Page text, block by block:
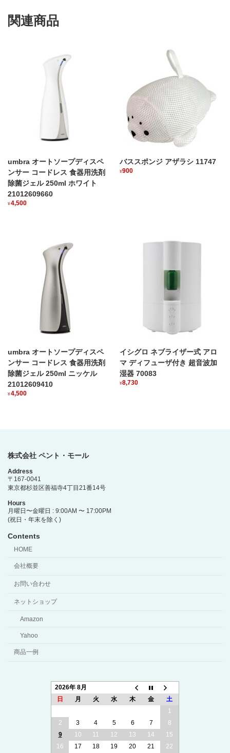
関連商品
umbra オートソープディスペ
ンサー コードレス 食器用洗剤
除菌ジェル 250ml ホワイト
21012609660
¥4,500
バススポンジ アザラシ 11747
¥900
umbra オートソープディスペ
ンサー コードレス 食器用洗剤
除菌ジェル 250ml ニッケル
21012609410
¥4,500
イシグロ ネブライザー式 アロ
マ ディフューザ付き 超音波加
湿器 70083
¥8,730
株式会社 ペント・モール
Address
〒167-0041
東京都杉並区善福寺4丁目21番14号
Hours
月曜日〜金曜日 : 9:00AM 〜 17:00PM
(祝日・年末を除く)
Contents
HOME
会社概要
お問い合わせ
ネットショップ
Amazon
Yahoo
商品一例
2026年 8月
日
月 火 水 木 金
土
1
2
3 4 5 6 7
8
9
10 11 12 13 14
15
16
17 18 19 20 21 22